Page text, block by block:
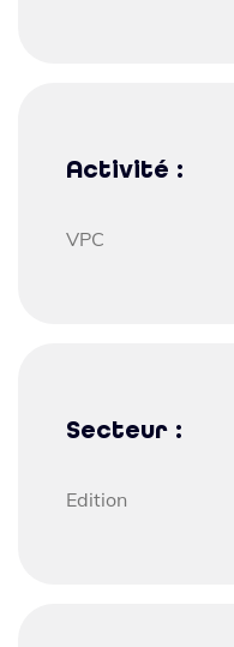
Activité :
VPC
Secteur :
Edition